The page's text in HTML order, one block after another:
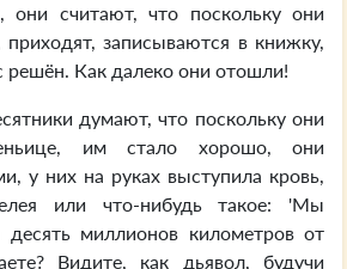
они считают, что поскольку они
приходят, записываются в книжку,
решён. Как далеко они отошли!
думают, что поскольку они
им стало хорошо, они
у них на руках выступила кровь,
или что-нибудь такое: 'Мы
миллионов километров от
Видите, как дьявол, будучи